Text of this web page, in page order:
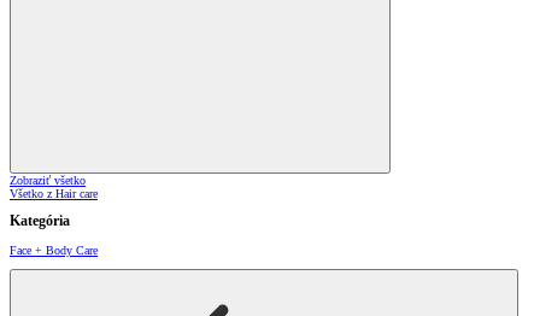
Zobraziť všetko
Všetko z Hair care
Kategória
Face + Body Care